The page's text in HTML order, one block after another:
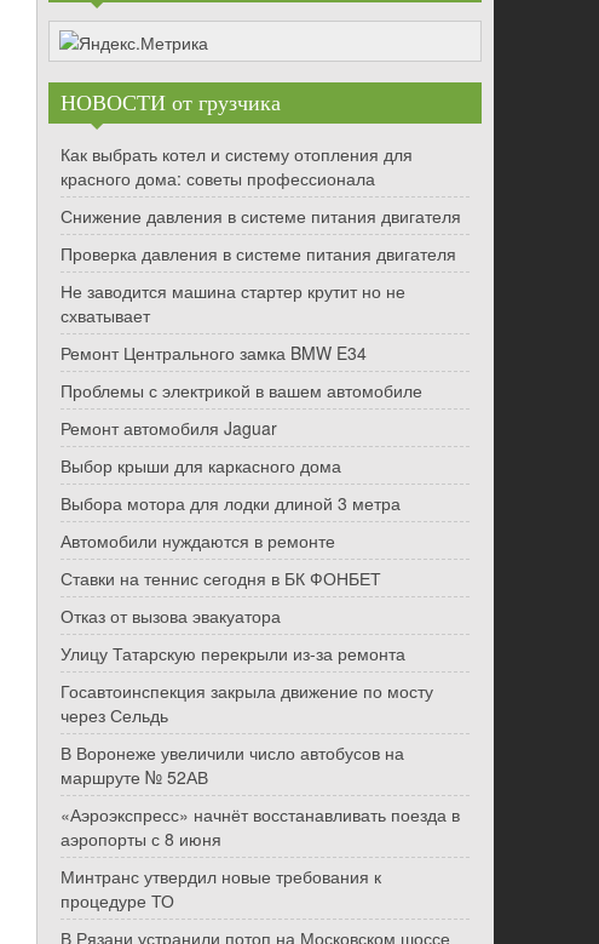
НОВОСТИ от грузчика
Как выбрать котел и систему отопления для
красного дома: советы профессионала
Снижение давления в системе питания двигателя
Проверка давления в системе питания двигателя
Не заводится машина стартер крутит но не
схватывает
Ремонт Центрального замка BMW E34
Проблемы с электрикой в вашем автомобиле
Ремонт автомобиля Jaguar
Выбор крыши для каркасного дома
Выбора мотора для лодки длиной 3 метра
Автомобили нуждаются в ремонте
Ставки на теннис сегодня в БК ФОНБЕТ
Отказ от вызова эвакуатора
Улицу Татарскую перекрыли из-за ремонта
Госавтоинспекция закрыла движение по мосту
через Сельдь
В Воронеже увеличили число автобусов на
маршруте № 52АВ
«Аэроэкспресс» начнёт восстанавливать поезда в
аэропорты с 8 июня
Минтранс утвердил новые требования к
процедуре ТО
В Рязани устранили потоп на Московском шоссе